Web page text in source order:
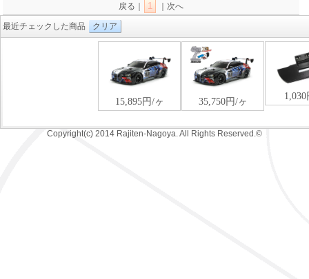
戻る｜ 1 ｜次へ
最近チェックした商品 クリア
Copyright(c) 2014 Rajiten-Nagoya. All Rights Reserved.©